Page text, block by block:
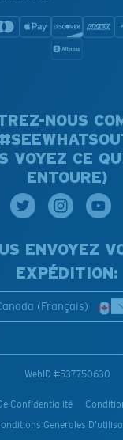
NOUS
VOYEZ CE
ENTOURE)
ENVOYEZ
EXPÉDITION:
(Français)
WebID #537750630
Confidentialité
Generales